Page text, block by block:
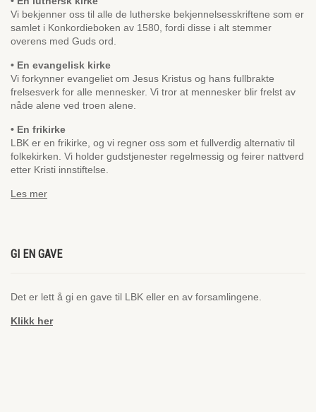
Vi bekjenner oss til alle de lutherske bekjennelsesskriftene som er
samlet i Konkordieboken av 1580, fordi disse i alt stemmer
overens med Guds ord.
• En evangelisk kirke
Vi forkynner evangeliet om Jesus Kristus og hans fullbrakte
frelsesverk for alle mennesker. Vi tror at mennesker blir frelst av
nåde alene ved troen alene.
• En frikirke
LBK er en frikirke, og vi regner oss som et fullverdig alternativ til
folkekirken. Vi holder gudstjenester regelmessig og feirer nattverd
etter Kristi innstiftelse.
Les mer
GI EN GAVE
Det er lett å gi en gave til LBK eller en av forsamlingene.
Klikk her